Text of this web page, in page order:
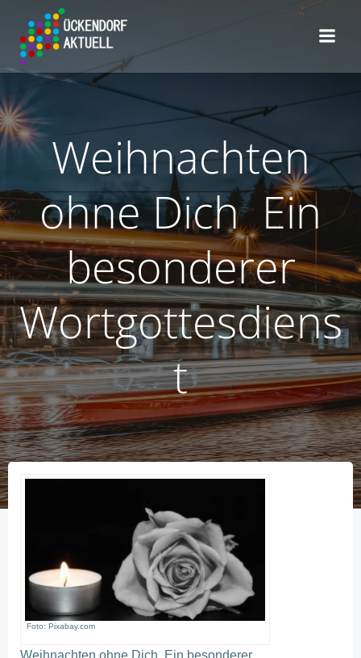
Weihnachten
ohne Dich Ein
besonderer
Wortgottesdiens
t
Foto: Pixabay.com
Weihnachten ohne Dich
Ein besonderer